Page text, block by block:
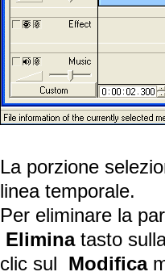
La porzione
linea temporale.
Per eliminare la
Eliminatasto
clic sul Modifica